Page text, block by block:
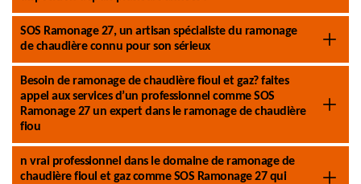
SOS Ramonage 27, un artisan spécialiste du ramonage
de chaudière connu pour son sérieux
Besoin de ramonage de chaudière fioul et gaz? faites
appel aux services d’un professionnel comme SOS
Ramonage 27 un expert dans le ramonage de chaudière
fiou
n vrai professionnel dans le domaine de ramonage de
chaudière fioul et gaz comme SOS Ramonage 27 qui